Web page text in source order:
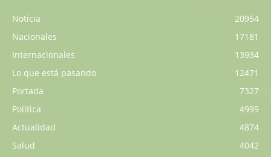
Noticia
20954
Nacionales
17181
Internacionales
13934
Lo que está pasando
12471
Portada
7327
Política
4999
Actualidad
4874
Salud
4042